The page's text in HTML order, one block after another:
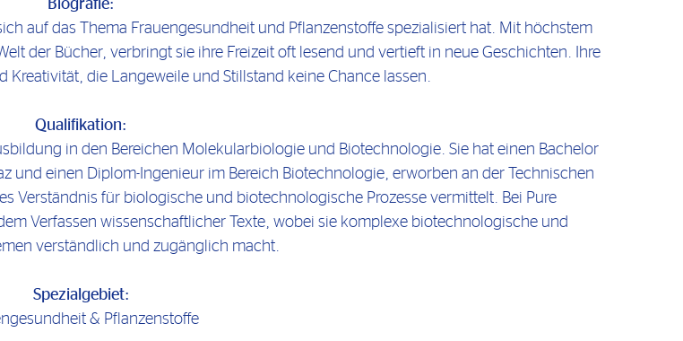
Biografie:
auf das Thema Frauengesundheit und Pflanzenstoffe spezialisiert hat. Mit höchstem
der Bücher, verbringt sie ihre Freizeit oft lesend und vertieft in neue Geschichten. Ihre
die Langeweile und Stillstand keine Chance lassen.
Qualifikation:
in den Bereichen Molekularbiologie und Biotechnologie. Sie hat einen Bachelor
und einen Diplom-Ingenieur im Bereich Biotechnologie, erworben an der Technischen
Verständnis für biologische und biotechnologische Prozesse vermittelt. Bei Pure
Verfassen wissenschaftlicher Texte, wobei sie komplexe biotechnologische und
verständlich und zugänglich macht.
Spezialgebiet:
& Pflanzenstoffe